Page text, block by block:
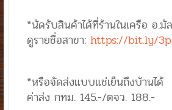
*นัดรับสินค้าได้ที่ร้านในเครือ อ.มั
ดูรายชื่อสาขา: https://bit.ly/
*หรือจัดส่งแบบแช่เย็นถึงบ้านได้
ค่าส่ง กทม. 145.-/ตจว. 188.-